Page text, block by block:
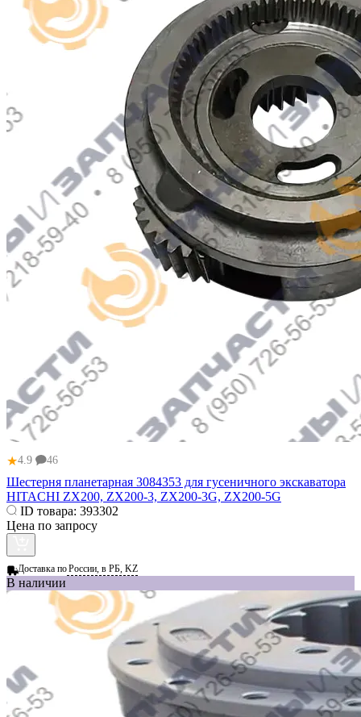
★4.9 46
Шестерня планетарная 3084353 для гусеничного экскаватора
HITACHI ZX200, ZX200-3, ZX200-3G, ZX200-5G
ID товара: 393302
Цена по запросу
Доставка поРоссии, в РБ, KZ
В наличии